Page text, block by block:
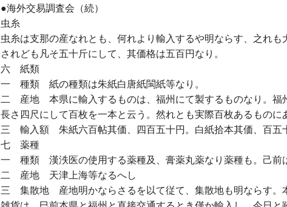
●海外交易調査会（続）
虫糸
虫糸は支那の産なれとも、何れより輸入するや明ならす、之れ
されども凡そ五十斤にして、其価格は五百円なり。
六 紙類
一 種類 紙の種類は朱紙白唐紙閩紙等なり。
二 産地 本県に輸入するものは、福州にて製するものなり。福
長さ四尺にして百枚を一本と云う。然れとも実際百枚あるものに
三 輸入額 朱紙六百帖其価、四百五十円。白紙拾本其価、百五
七 薬種
一 種類 漢泆医の使用する薬種及、膏薬丸薬なり薬種も。己前
二 産地 天津上海等なるへし
三 集散地 産地明かならさるを以て従て、集散地も明ならす。